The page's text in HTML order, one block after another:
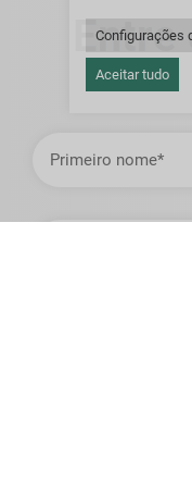
Entre
nome
Sobrenome
Configurações
Aceitar tudo